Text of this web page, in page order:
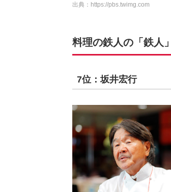
出典： https://pbs.twimg.com
料理の鉄人の「鉄人
7位：坂井宏行